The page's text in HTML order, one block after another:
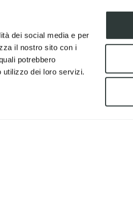
dei social media e per
il nostro sito con i
potrebbero
utilizzo dei loro servizi.